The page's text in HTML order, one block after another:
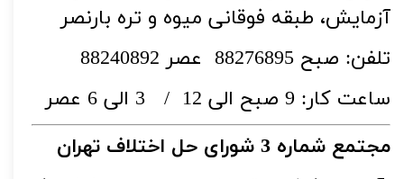
آزمایش، طبقه فوقانی میوه و تره بارنصر
تلفن: صبح 88276895 عصر 88240892
ساعت کار: 9 صبح الی 12 / 3 الی 6 عصر
مجتمع شماره 3 شورای حل اختلاف تهران